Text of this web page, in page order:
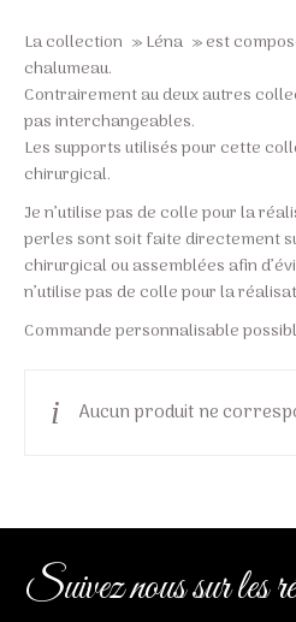
La collection » Léna » est
chalumeau.
Contrairement au deux autres
pas interchangeables.
Les supports utilisés pour cette
chirurgical.
Je n’utilise pas de colle pour la
perles sont soit faite directement
chirurgical ou assemblées afin
n’utilise pas de colle pour la
Commande personnalisable
Aucun produit ne
Suivez nous sur les